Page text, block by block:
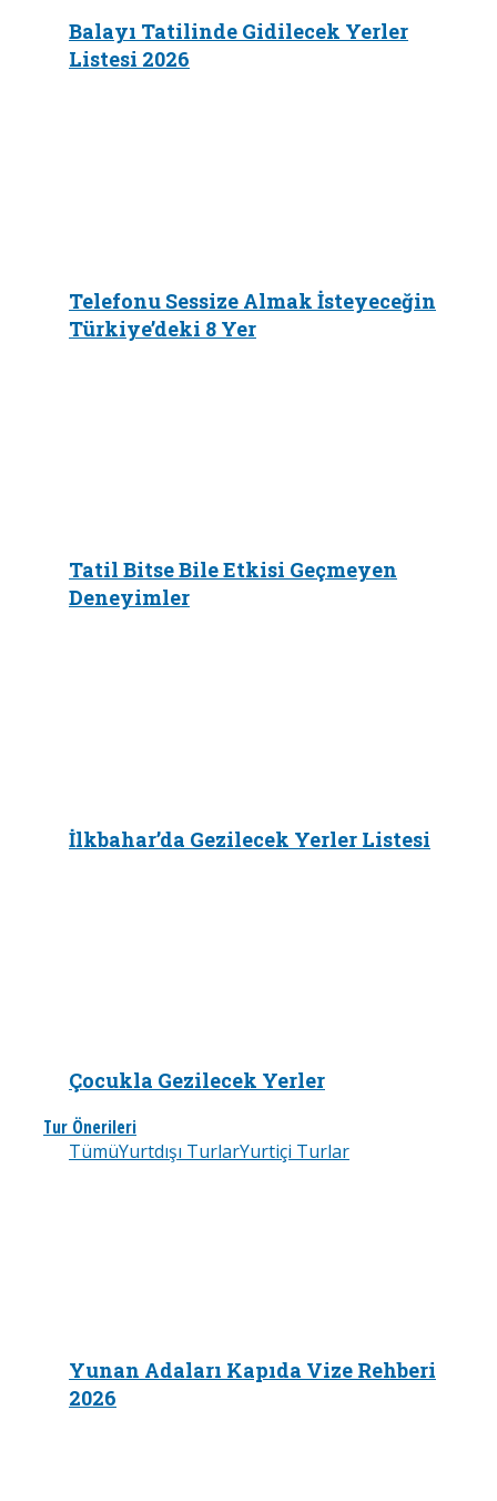
Balayı Tatilinde Gidilecek Yerler
Listesi 2026
Telefonu Sessize Almak İsteyeceğin
Türkiye’deki 8 Yer
Tatil Bitse Bile Etkisi Geçmeyen
Deneyimler
İlkbahar’da Gezilecek Yerler Listesi
Çocukla Gezilecek Yerler
Tur Önerileri
TümüYurtdışı TurlarYurtiçi Turlar
Yunan Adaları Kapıda Vize Rehberi
2026